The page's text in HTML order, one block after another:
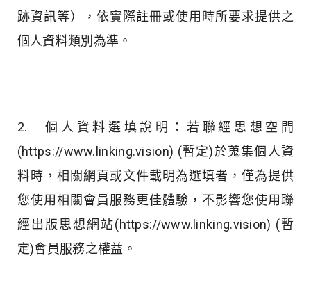
跡資訊等），依實際註冊或使用時所要求提供之
個人資料類別為準。
2. 個人資料選填說明：若聯經思想空間
(https://www.linking.vision) (暫定)於蒐集個人資
料時，相關網頁或文件載明為選填者，僅為提供
您使用相關會員服務更佳體驗，不影響您使用聯
經出版思想網站(https://www.linking.vision) (暫
定)會員服務之權益。